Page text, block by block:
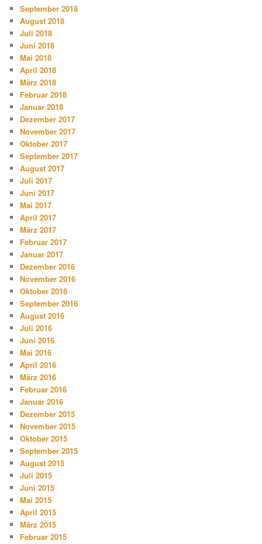
September 2018
August 2018
Juli 2018
Juni 2018
Mai 2018
April 2018
März 2018
Februar 2018
Januar 2018
Dezember 2017
November 2017
Oktober 2017
September 2017
August 2017
Juli 2017
Juni 2017
Mai 2017
April 2017
März 2017
Februar 2017
Januar 2017
Dezember 2016
November 2016
Oktober 2016
September 2016
August 2016
Juli 2016
Juni 2016
Mai 2016
April 2016
März 2016
Februar 2016
Januar 2016
Dezember 2015
November 2015
Oktober 2015
September 2015
August 2015
Juli 2015
Juni 2015
Mai 2015
April 2015
März 2015
Februar 2015